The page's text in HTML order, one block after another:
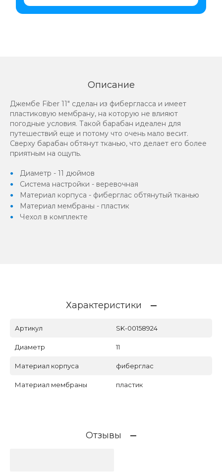
Описание
Джембе Fiber 11" сделан из фибергласса и имеет
пластиковую мембрану, на которую не влияют
погодные условия. Такой барабан идеален для
путешествий еще и потому что очень мало весит.
Сверху барабан обтянут тканью, что делает его более
приятным на ощупь.
Диаметр - 11 дюймов
Система настройки - веревочная
Материал корпуса - фиберглас обтянутый тканью
Материал мембраны - пластик
Чехол в комплекте
Характеристики
Артикул SK-00158924
Диаметр 11
Материал корпуса фиберглас
Материал мембраны пластик
Отзывы